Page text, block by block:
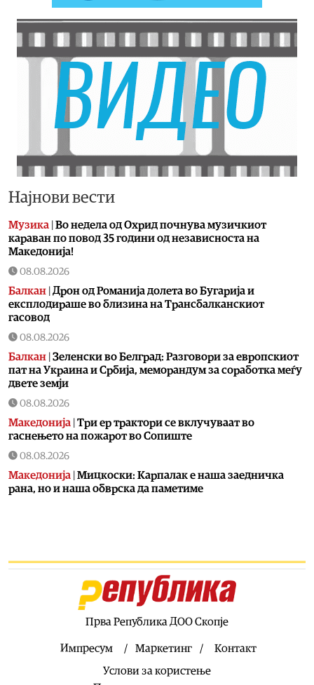
Најнови вести
Музика Во недела од Охрид почнува музичкиот
караван по повод 35 години од независноста на
Македонија!
08.08.2026
Балкан Дрон од Романија долета во Бугарија и
експлодираше во близина на Трансбалканскиот
гасовод
08.08.2026
Балкан Зеленски во Белград: Разговори за европскиот
пат на Украина и Србија, меморандум за соработка меѓу
двете земји
08.08.2026
Македонија Три ер трактори се вклучуваат во
гаснењето на пожарот во Сопиште
08.08.2026
Македонија Мицкоски: Карпалак е наша заедничка
рана, но и наша обврска да паметиме
08.08.2026
Ристовски: Карпалак е аманет –
Македонија не ги заборава своите херои
донесе Грчката вечер на „Охридско лето“
Прва Република ДОО Скопје
Импресум Маркетинг
Контакт
Услови за користење